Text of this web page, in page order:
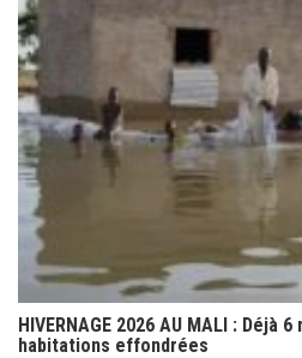
HIVERNAGE 2026 AU MALI : Déjà
habitations effondrées